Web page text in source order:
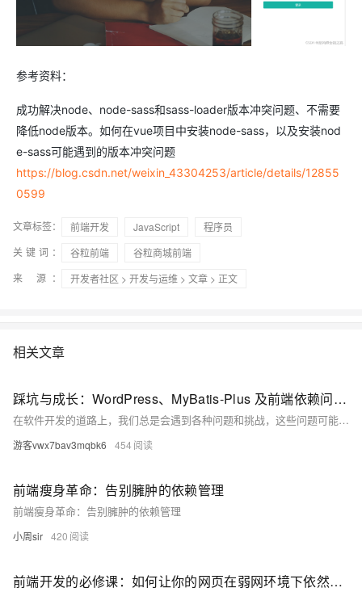
参考资料：
成功解决node、node-sass和sass-loader版本冲突问题、不需要
降低node版本。如何在vue项目中安装node-sass，以及安装nod
e-sass可能遇到的版本冲突问题
https://blog.csdn.net/weixin_43304253/article/details/12855
0599
文章标签： 前端开发 JavaScript
程序员
关键词：
谷粒前端
谷粒商城前端
来 源：
开发者社区 > 开发与运维 > 文章 > 正文
相关文章
踩坑与成长：WordPress、MyBatis-Plus 及前端依赖问题解决记录
在软件开发的道路上，我们总是会遇到各种问题和挑战，这些问题可能是技术的限制，也可能是配置的误差。解决这些问题的过程通常是开发者成长的一部分。今天，我将与大家分享在开发过程中，涉及到 WordPress、MyBatis-Plus 和 前端依赖问题 时，我遇到的一些“坑”以及如何一步步解决它们的经验。
游客vwx7bav3mqbk6 454
前端瘦身革命：告别臃肿的依赖管理
前端瘦身革命：告别臃肿的依赖管理
小周sir 420
前端开发的必修课：如何让你的网页在弱网环境下依然流畅运行？